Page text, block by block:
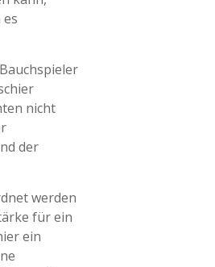
nicht
der
werden
für ein
ein